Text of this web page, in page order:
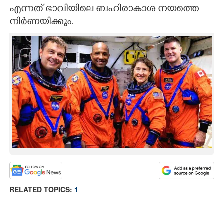
എന്നത് ഭാവിയിലെ ബഹിരാകാശ നയത്തെ
നിർണയിക്കും.
RELATED TOPICS: 1
×
Share this link
Copy Link